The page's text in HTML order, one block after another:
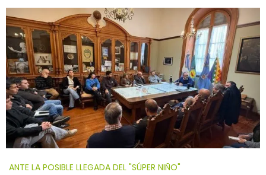
ANTE LA POSIBLE LLEGADA DEL "SÚPER NIÑO"